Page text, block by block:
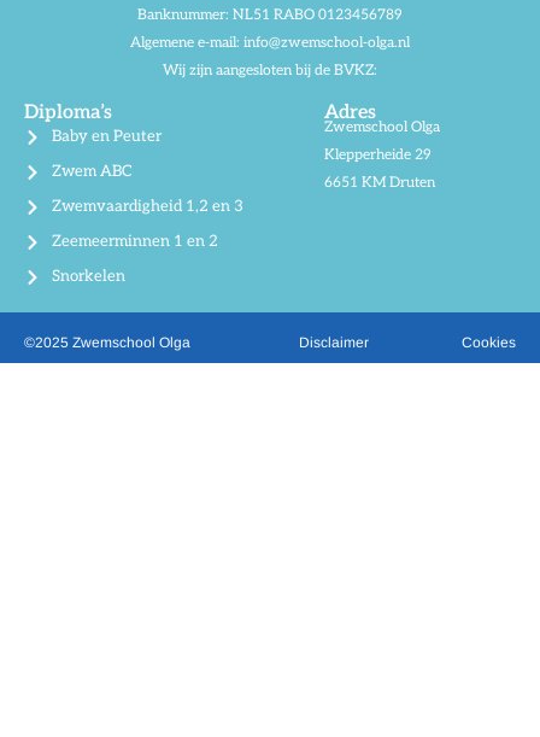
Banknummer: NL51 RABO 0123456789
Algemene e-mail: info@zwemschool-olga.nl
Wij zijn aangesloten bij de BVKZ:
Diploma’s
Baby en Peuter
Zwem ABC
Zwemvaardigheid 1,2 en 3
Zeemeerminnen 1 en 2
Snorkelen
Adres
Zwemschool Olga
Klepperheide 29
6651 KM Druten
©2025 Zwemschool Olga Disclaimer Cookies